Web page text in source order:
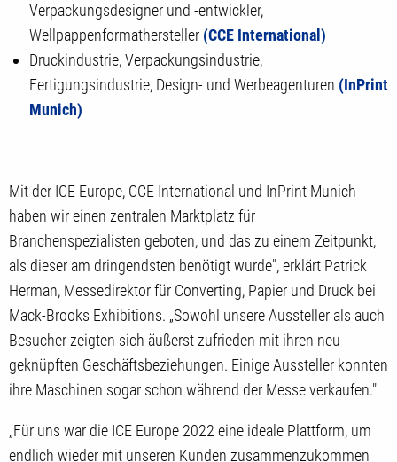
Verpackungsdesigner und -entwickler,
Wellpappenformathersteller (CCE International)
Druckindustrie, Verpackungsindustrie,
Fertigungsindustrie, Design- und Werbeagenturen (InPrint
Munich)
Mit der ICE Europe, CCE International und InPrint Munich
haben wir einen zentralen Marktplatz für
Branchenspezialisten geboten, und das zu einem Zeitpunkt,
als dieser am dringendsten benötigt wurde", erklärt Patrick
Herman, Messedirektor für Converting, Papier und Druck bei
Mack-Brooks Exhibitions. „Sowohl unsere Aussteller als auch
Besucher zeigten sich äußerst zufrieden mit ihren neu
geknüpften Geschäftsbeziehungen. Einige Aussteller konnten
ihre Maschinen sogar schon während der Messe verkaufen."
„Für uns war die ICE Europe 2022 eine ideale Plattform, um
endlich wieder mit unseren Kunden zusammenzukommen